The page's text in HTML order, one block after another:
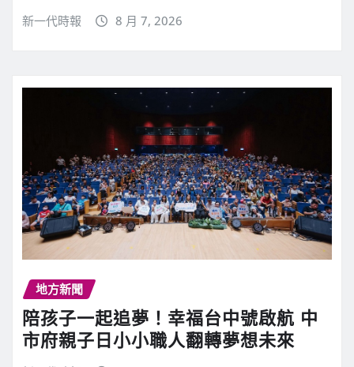
新一代時報 8 月 7, 2026
地方新聞
陪孩子一起追夢！幸福台中號啟航 中
市府親子日小小職人翻轉夢想未來